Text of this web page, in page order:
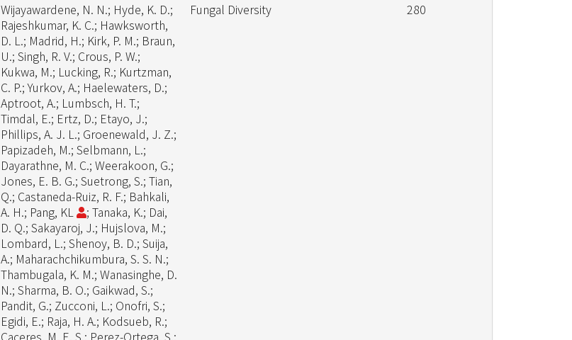
Wijayawardene, N. N.; Hyde, K. D.;
Rajeshkumar, K. C.; Hawksworth,
D. L.; Madrid, H.; Kirk, P. M.; Braun,
U.; Singh, R. V.; Crous, P. W.;
Kukwa, M.; Lucking, R.; Kurtzman,
C. P.; Yurkov, A.; Haelewaters, D.;
Aptroot, A.; Lumbsch, H. T.;
Timdal, E.; Ertz, D.; Etayo, J.;
Phillips, A. J. L.; Groenewald, J. Z.;
Papizadeh, M.; Selbmann, L.;
Dayarathne, M. C.; Weerakoon, G.;
Jones, E. B. G.; Suetrong, S.; Tian,
Q.; Castaneda-Ruiz, R. F.; Bahkali,
A. H.; Pang, KL
; Tanaka, K.; Dai,
D. Q.; Sakayaroj, J.; Hujslova, M.;
Lombard, L.; Shenoy, B. D.; Suija,
A.; Maharachchikumbura, S. S. N.;
Thambugala, K. M.; Wanasinghe, D.
N.; Sharma, B. O.; Gaikwad, S.;
Pandit, G.; Zucconi, L.; Onofri, S.;
Egidi, E.; Raja, H. A.; Kodsueb, R.;
Caceres, M. E. S.; Perez-Ortega, S.;
Fungal Diversity 280